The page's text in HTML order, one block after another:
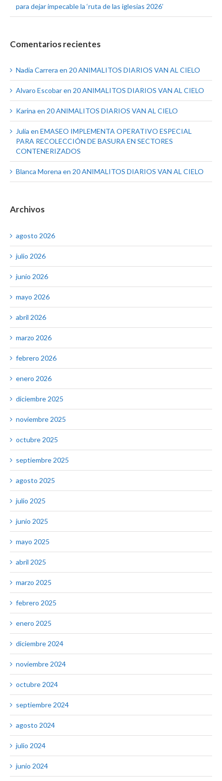
para dejar impecable la ‘ruta de las iglesias 2026’
Comentarios recientes
Nadia Carrera en 20 ANIMALITOS DIARIOS VAN AL CIELO
Alvaro Escobaren 20 ANIMALITOS DIARIOS VAN AL CIELO
Karina en 20 ANIMALITOS DIARIOS VAN AL CIELO
Julia en EMASEO IMPLEMENTA OPERATIVO ESPECIAL
PARA RECOLECCIÓN DE BASURA EN SECTORES
CONTENERIZADOS
Blanca Morena en 20 ANIMALITOS DIARIOS VAN AL CIELO
Archivos
agosto 2026
julio 2026
junio 2026
mayo 2026
abril 2026
marzo 2026
febrero 2026
enero 2026
diciembre 2025
noviembre 2025
octubre 2025
septiembre 2025
agosto 2025
julio 2025
junio 2025
mayo 2025
abril 2025
marzo 2025
febrero 2025
enero 2025
diciembre 2024
noviembre 2024
octubre 2024
septiembre 2024
agosto 2024
julio 2024
junio 2024